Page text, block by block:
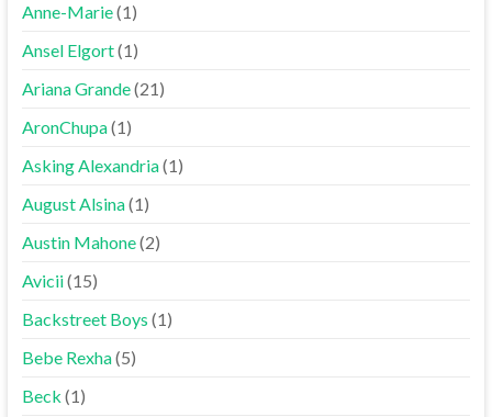
Anne-Marie(1)
Ansel Elgort(1)
Ariana Grande(21)
AronChupa(1)
Asking Alexandria(1)
August Alsina(1)
Austin Mahone(2)
Avicii(15)
Backstreet Boys (1)
Bebe Rexha(5)
Beck (1)